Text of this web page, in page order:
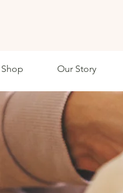
Shop Our Story